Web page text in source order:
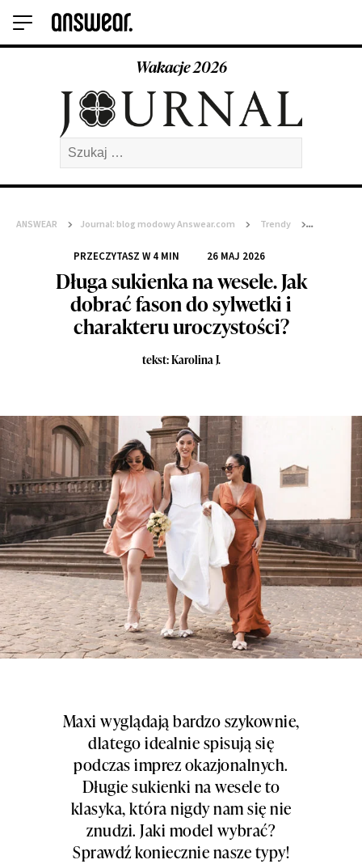
Wakacje 2026
Szukaj:
ANSWEAR > Journal: blog modowy Answear.com > Trendy >
uroczystości?PRZECZYTASZ W 4 MIN 26 MAJ 2026
Długa sukienka na wesele. Jak
dobrać fason do sylwetki i
charakteru uroczystości?
tekst: Karolina J.
Maxi wyglądają bardzo szykownie,
dlatego idealnie spisują się
podczas imprez okazjonalnych.
Długie sukienki na wesele to
klasyka, która nigdy nam się nie
znudzi. Jaki model wybrać?
Sprawdź koniecznie nasze typy!